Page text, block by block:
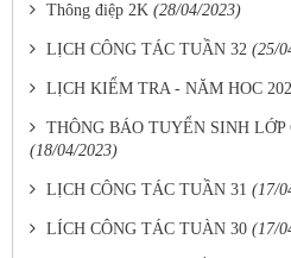
Thông điệp 2K (28/04/2023)
LỊCH CÔNG TÁC TUẦN 32 (25/
LỊCH KIỂM TRA - NĂM HOC
THÔNG BÁO TUYỂN SINH LỚP
(18/04/2023)
LỊCH CÔNG TÁC TUẦN 31 (17/
LÍCH CÔNG TÁC TUÀN 30 (17/